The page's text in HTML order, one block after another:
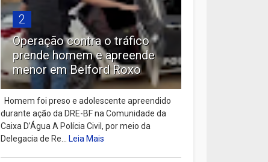
2
Operação contra o tráfico
prende homem e apreende
menor em Belford Roxo
Homem foi preso e adolescente apreendido
durante ação da DRE-BF na Comunidade da
Caixa D’Água A Polícia Civil, por meio da
Delegacia de Re...Leia Mais